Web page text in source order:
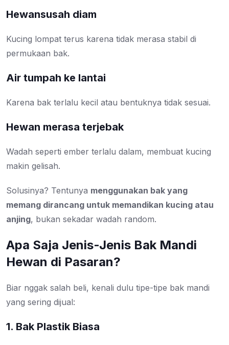
Hewansusah diam
Kucing lompat terus karena tidak merasa stabil di
permukaan bak.
Air tumpah ke lantai
Karena bak terlalu kecil atau bentuknya tidak sesuai.
Hewan merasa terjebak
Wadah seperti ember terlalu dalam, membuat kucing
makin gelisah.
Solusinya? Tentunya menggunakan bak yang
memang dirancang untuk memandikan kucing atau
anjing, bukan sekadar wadah random.
Apa Saja Jenis-Jenis Bak Mandi
Hewan di Pasaran?
Biar nggak salah beli, kenali dulu tipe-tipe bak mandi
yang sering dijual:
1. Bak Plastik Biasa